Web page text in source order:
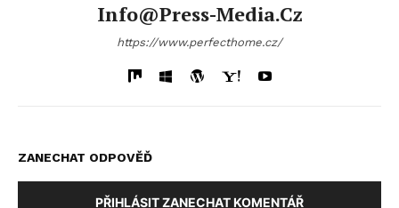
Info@press-Media.cz
https://www.perfecthome.cz/
ZANECHAT ODPOVĚĎ
PŘIHLÁSIT ZANECHAT KOMENTÁŘ